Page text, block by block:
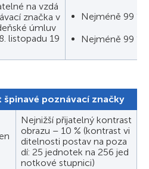
na vzdá
značka v
úmluv
listopadu 19
Nejméně 99 %
Nejméně 99 %
poznávací značky
Nejnižší přijatelný kontrast
obrazu – 10 % (kontrast vi
ditelnosti postav na poza
dí: 25 jednotek na 256 jed
notkové stupnici)